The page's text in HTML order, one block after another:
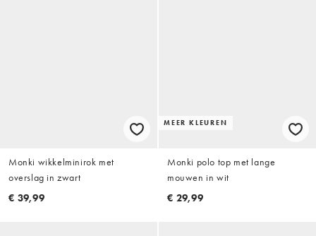
Monki wikkelminirok met
overslag in zwart
€ 39,99
MEER KLEUREN
Monki polo top met lange
mouwen in wit
€ 29,99